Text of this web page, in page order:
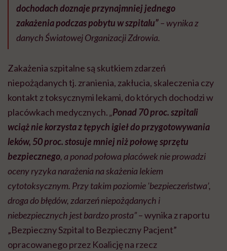
dochodach doznaje przynajmniej jednego
zakażenia podczas pobytu w szpitalu”– wynika z
danych Światowej Organizacji Zdrowia.
Zakażenia szpitalne są skutkiem zdarzeń
niepożądanych tj. zranienia, zakłucia, skaleczenia czy
kontakt z toksycznymi lekami, do których dochodzi w
placówkach medycznych.„Ponad 70 proc. szpitali
wciąż nie korzysta z tępych igieł do przygotowywania
leków, 50 proc. stosuje mniej niż połowę sprzętu
bezpiecznego, a ponad połowa placówek nie prowadzi
oceny ryzyka narażenia na skażenia lekiem
cytotoksycznym. Przy takim poziomie 'bezpieczeństwa’,
droga do błędów, zdarzeń niepożądanych i
niebezpiecznych jest bardzo prosta”– wynika z raportu
„Bezpieczny Szpital to Bezpieczny Pacjent”
opracowanego przez Koalicję na rzecz